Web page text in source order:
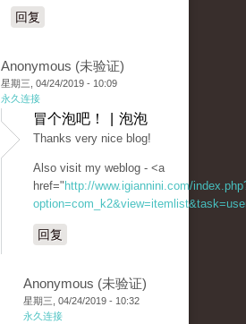
回复
Anonymous (未验证)
星期三, 04/24/2019 - 10:09
永久连接
冒个泡吧！ | 泡泡
Thanks very nice blog!
Also visit my weblog - <a
href=" http://www.igiannini.com/
回复
Anonymous (未验证)
星期三, 04/24/2019 - 10:32
永久连接